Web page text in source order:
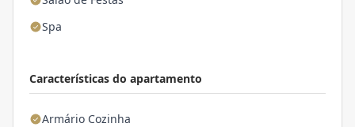
Spa
Características do apartamento
Armário Cozinha